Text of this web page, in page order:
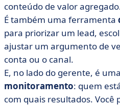
conteúdo de valor
É também uma ferramenta
para priorizar um lead,
ajustar um argumento de
conta ou o canal.
E, no lado do gerente, é uma
monitoramento: quem
com quais resultados. Você